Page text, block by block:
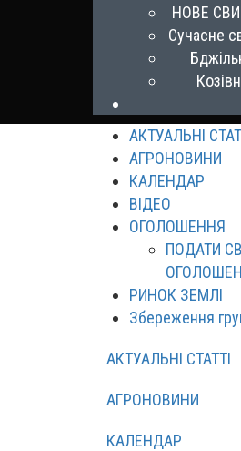
НОВЕ
Сучасне
АКТУАЛЬНІ
АГРОНОВИНИ
КАЛЕНДАР
ВІДЕО
ОГОЛОШЕННЯ
ПОДАТИ
РИНОК ЗЕМЛІ
Збереження
АКТУАЛЬНІ СТАТТІ
АГРОНОВИНИ
КАЛЕНДАР